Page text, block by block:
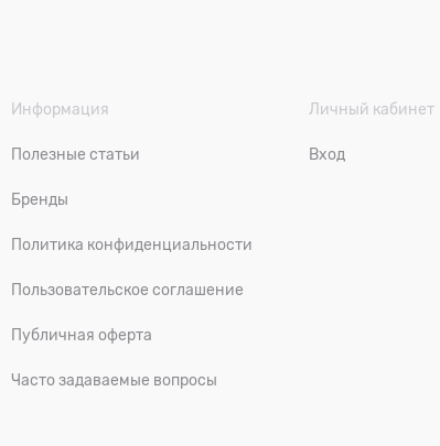
Информация
Полезные статьи
Бренды
Политика конфиденциальности
Пользовательское соглашение
Публичная оферта
Часто задаваемые вопросы
Личный кабинет
Вход